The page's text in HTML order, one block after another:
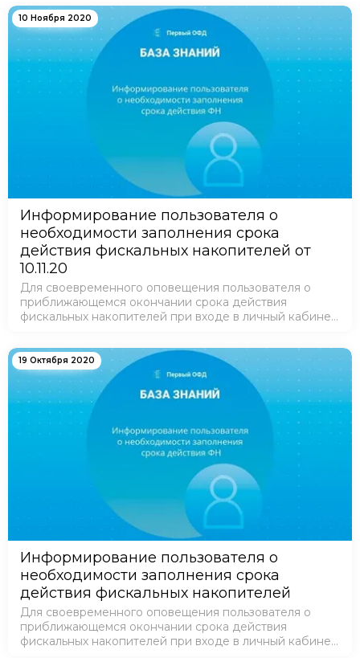
10 Ноября 2020
Информирование пользователя о
необходимости заполнения срока
действия фискальных накопителей от
10.11.20
Для своевременного оповещения пользователя о
приближающемся окончании срока действия
фискальных накопителей при входе в личный кабинет
необходимости внесения этих данных в систему.
19 Октября 2020
Информирование пользователя о
необходимости заполнения срока
действия фискальных накопителей
Для своевременного оповещения пользователя о
приближающемся окончании срока действия
фискальных накопителей при входе в личный кабинет